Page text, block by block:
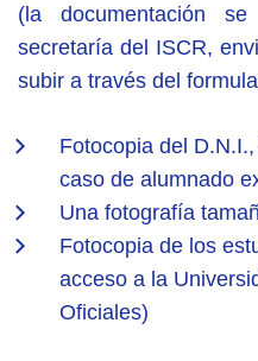
(la documentación
secretaría del ISCR,
subir a través del
Fotocopia del
caso de alumnado
Una fotografía
Fotocopia de los
acceso a la
Oficiales)